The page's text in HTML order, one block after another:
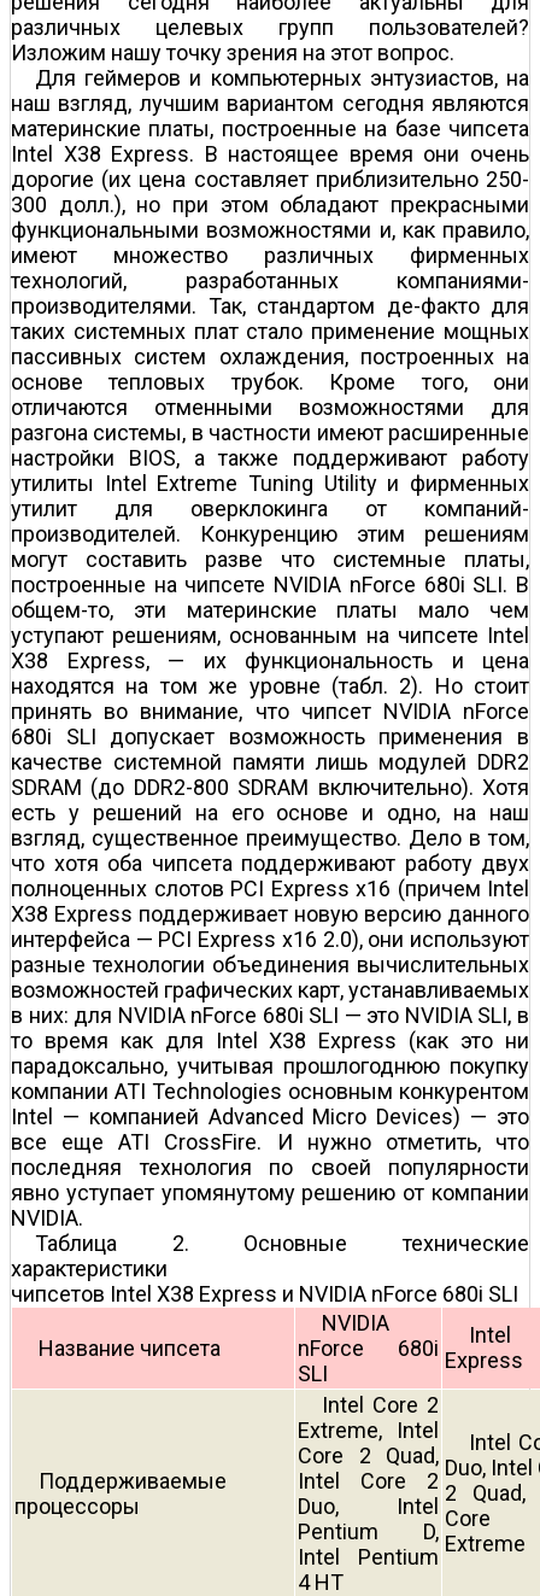
различных целевых групп пользователей?
Изложим нашу точку зрения на этот вопрос.
Для геймеров и компьютерных энтузиастов, на
наш взгляд, лучшим вариантом сегодня являются
материнские платы, построенные на базе чипсета
Intel X38 Express. В настоящее время они очень
дорогие (их цена составляет приблизительно 250-
300 долл.), но при этом обладают прекрасными
функциональными возможностями и, как правило,
имеют множество различных фирменных
технологий, разработанных компаниями-
производителями. Так, стандартом де-факто для
таких системных плат стало применение мощных
пассивных систем охлаждения, построенных на
основе тепловых трубок. Кроме того, они
отличаются отменными возможностями для
разгона системы, в частности имеют расширенные
настройки BIOS, а также поддерживают работу
утилиты Intel Extreme Tuning Utility и фирменных
утилит для оверклокинга от компаний-
производителей. Конкуренцию этим решениям
могут составить разве что системные платы,
построенные на чипсете NVIDIA nForce 680i SLI. В
общем-то, эти материнские платы мало чем
уступают решениям, основанным на чипсете Intel
X38 Express, — их функциональность и цена
находятся на том же уровне (табл. 2). Но стоит
принять во внимание, что чипсет NVIDIA nForce
680i SLI допускает возможность применения в
качестве системной памяти лишь модулей DDR2
SDRAM (до DDR2-800 SDRAM включительно). Хотя
есть у решений на его основе и одно, на наш
взгляд, существенное преимущество. Дело в том,
что хотя оба чипсета поддерживают работу двух
полноценных слотов PCI Express x16 (причем Intel
X38 Express поддерживает новую версию данного
интерфейса — PCI Express x16 2.0), они используют
разные технологии объединения вычислительных
возможностей графических карт, устанавливаемых
в них: для NVIDIA nForce 680i SLI — это NVIDIA SLI, в
то время как для Intel X38 Express (как это ни
парадоксально, учитывая прошлогоднюю покупку
компании ATI Technologies основным конкурентом
Intel — компанией Advanced Micro Devices) — это
все еще ATI CrossFire. И нужно отметить, что
последняя технология по своей популярности
явно уступает упомянутому решению от компании
NVIDIA.
Таблица 2. Основные технические
характеристики
чипсетов Intel X38 Express и NVIDIA nForce 680i SLI
Название чипсета
NVIDIA
nForce 680i
SLI
Intel
Express
Поддерживаемые
процессоры
Intel Core 2
Extreme, Intel
Core 2 Quad,
Intel Core 2
Duo, Intel
Pentium D,
Intel Pentium
4 HT
Intel
Duo, Intel
2 Quad,
Extreme